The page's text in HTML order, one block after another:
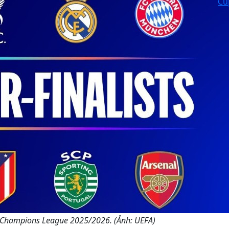
League 2025/2026. (Ảnh: UEFA)